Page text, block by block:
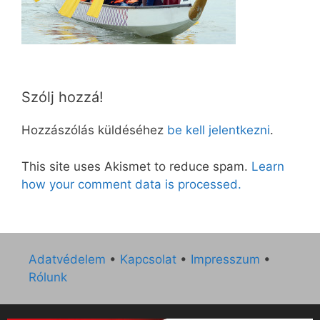
Szólj hozzá!
Hozzászólás küldéséhez be kell jelentkezni.
This site uses Akismet to reduce spam. Learn
how your comment data is processed.
Adatvédelem • Kapcsolat • Impresszum •
Rólunk